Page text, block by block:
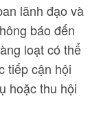
lãnh đạo và
báo đến
loạt có thể
tiếp cận hội
hoặc thu hội